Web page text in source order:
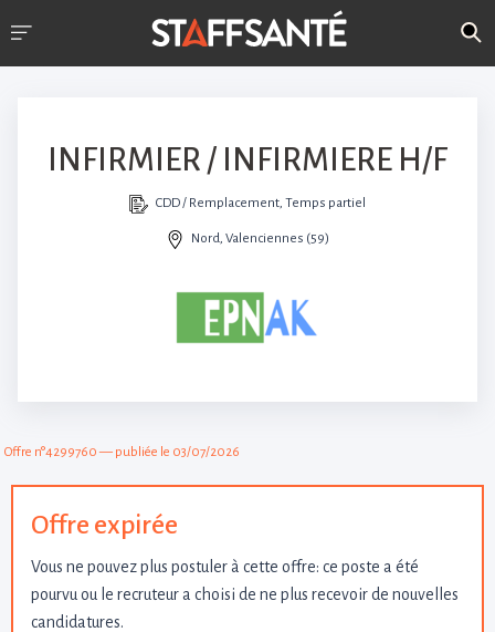
INFIRMIER / INFIRMIERE H/F
CDD / Remplacement, Temps partiel
Nord, Valenciennes (59)
Offre n°4299760 — publiée le 03/07/2026
Offre expirée
Vous ne pouvez plus postuler à cette offre: ce poste a été
pourvu ou le recruteur a choisi de ne plus recevoir de nouvelles
candidatures.